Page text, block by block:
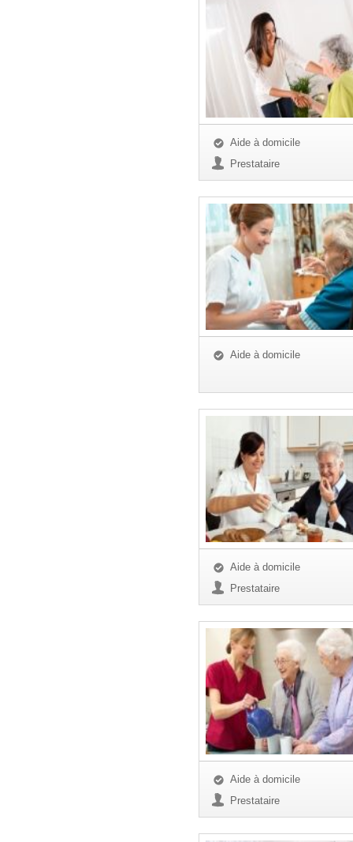
Aide à domicile
Prestataire
Aide à domicile
Aide à domicile
Prestataire
Aide à domicile
Prestataire